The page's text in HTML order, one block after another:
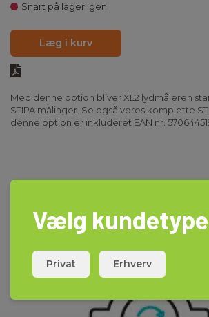
Snart på lager igen
Læg i kurv
Med denne option bliver XL2 lydmåleren
STIPA målinger. Se også vores komplette
denne option er inkluderet EAN nr.
Vælg kundetype
Privat Erhverv